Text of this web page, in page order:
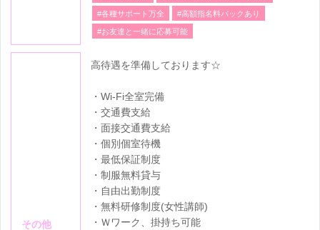
#各種サポート万全 #高額指名料バックあり
#お友達と一緒に応募可能
その他
高待遇を準備しております☆
・Wi-Fi全室完備
・交通費支給
・面接交通費支給
・個別個室待機
・最低保証制度
・制服無料貸与
・自由出勤制度
・無料研修制度(女性講師)
・Ｗワーク、掛持ち可能